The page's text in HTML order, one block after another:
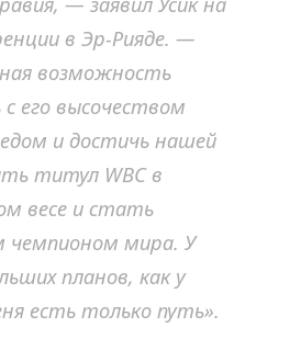
в Эр-Рияде. —
возможность
его высочеством
и достичь нашей
титул WBC в
весе и стать
мира. У
планов, как у
есть только путь».